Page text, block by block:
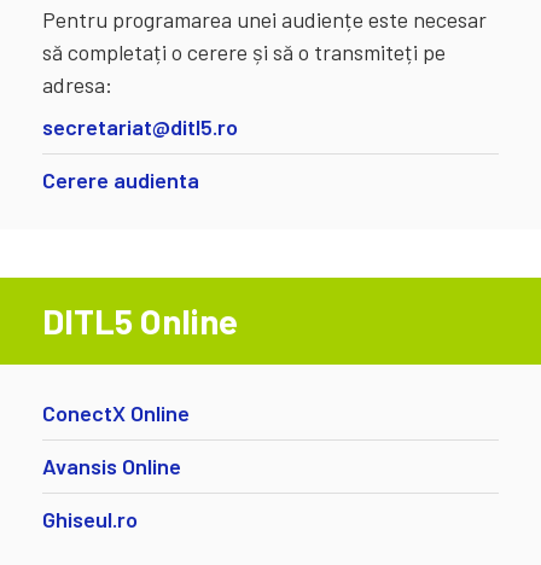
Pentru programarea unei audiențe este necesar
să completați o cerere și să o transmiteți pe
adresa:
secretariat@ditl5.ro
Cerere audienta
DITL5 Online
ConectX Online
Avansis Online
Ghiseul.ro